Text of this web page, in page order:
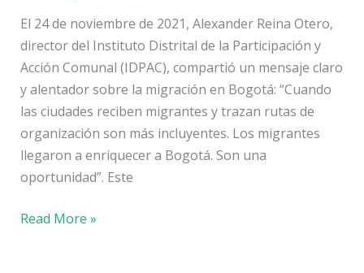
El 24 de noviembre de 2021, Alexander Reina Otero,
director del Instituto Distrital de la Participación y
Acción Comunal (IDPAC), compartió un mensaje claro
y alentador sobre la migración en Bogotá: “Cuando
las ciudades reciben migrantes y trazan rutas de
organización son más incluyentes. Los migrantes
llegaron a enriquecer a Bogotá. Son una
oportunidad”. Este
Read More »